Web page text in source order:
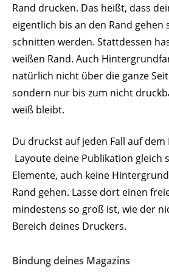
Rand drucken. Das heißt, dass
eigentlich bis an den Rand gehen
schnitten werden. Statt­dessen
weißen Rand. Auch
natürlich nicht über die ganze
sondern nur bis zum nicht
weiß bleibt.
Du druckst auf jeden Fall auf
Layoute deine Publi­kation gleich
Elemente, auch keine
Rand gehen. Lasse dort einen
mindestens so groß ist, wie der
Bereich deines Druckers.
Bindung deines Magazins